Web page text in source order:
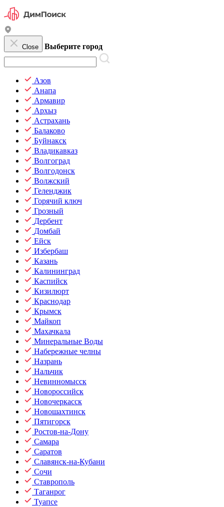
Close Выберите город
Азов
Анапа
Армавир
Архыз
Астрахань
Балаково
Буйнакск
Владикавказ
Волгоград
Волгодонск
Волжский
Геленджик
Горячий ключ
Грозный
Дербент
Домбай
Ейск
Избербаш
Казань
Калининград
Каспийск
Кизилюрт
Краснодар
Крымск
Майкоп
Махачкала
Минеральные Воды
Набережные челны
Назрань
Нальчик
Невинномысск
Новороссийск
Новочеркасск
Новошахтинск
Пятигорск
Ростов-на-Дону
Самара
Саратов
Славянск-на-Кубани
Сочи
Ставрополь
Таганрог
Туапсе